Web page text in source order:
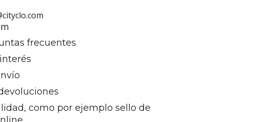
frecuentes
como por ejemplo sello de